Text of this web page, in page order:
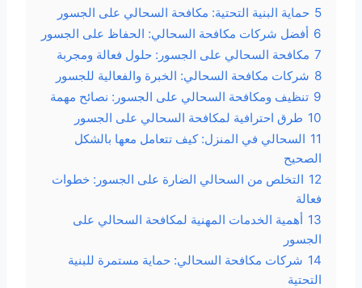
5 حماية البنية التحتية: مكافحة السحالي على الجسور
6 أفضل شركات مكافحة السحالي: الحفاظ على الجسور
7 مكافحة السحالي على الجسور: حلول فعالة ومجربة
8 شركات مكافحة السحالي: الخبرة والفعالية للجسور
9 تنظيف ومكافحة السحالي على الجسور: نصائح مهمة
10 طرق احترافية لمكافحة السحالي على الجسور
11 السحالي في المنزل: كيف تتعامل معها بالشكل
الصحيح
12 التخلص من السحالي الضارة على الجسور: خطوات
فعالة
13 أهمية الخدمات المهنية لمكافحة السحالي على
الجسور
14 شركات مكافحة السحالي: حماية مستمرة للبنية
التحتية